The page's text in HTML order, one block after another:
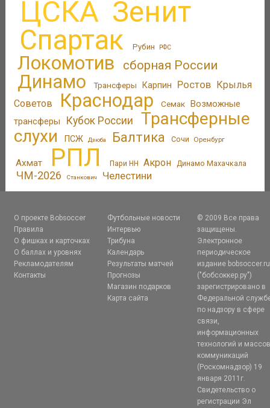
ЦСКА Зенит
Спартак Рубин РФС
Локомотив сборная России
Динамо Трансферы Карпин Ростов Крылья
Советов
Краснодар Семак Возможные
трансферы
Кубок России
Трансферные
слухи
ПСЖ Дзюба Балтика Сочи Оренбург
Ахмат РПЛ Пари НН Акрон Динамо Махачкала
ЧМ-2026 Станкович Челестини
О проекте Bobsoccer
Правила
О фишках и карточках
О баллах и уровнях
Рекламодателям
Контакты
Футбольные новости
Интервью
Трибуна
Календарь
Результаты матчей
Прогнозы
Магазин подарков
Карта сайта
© 2009 Все права
защищены.
Электронное
периодическое
издание bobsoccer.ru
("бобсоккер.ру")
зарегистрировано в
Федеральной
по надзору в сфере
связи,
информационных
технологий и
коммуникаций
(Роскомнадзор) 19
января 2011г.
Свидетельство о
регистрации Эл